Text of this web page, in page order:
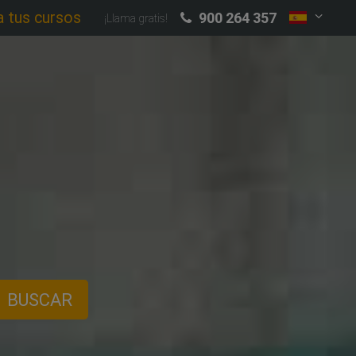
tus cursos ¡Llama gratis! 900 264 357
BUSCAR